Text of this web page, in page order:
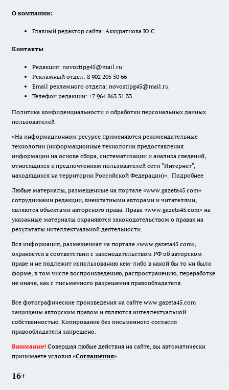
О компании:
Главный редактор сайта: Аккуратнова Ю.С.
Контакты
Редакция: novostipg45@mail.ru
Рекламный отдел: 8 902 205 50 66
Email рекламного отдела: novostipg45@mail.ru
Телефон редакции: +7 964 863 31 33
Политика конфиденциальности и обработки персональных данных
пользователей
«На информационном ресурсе применяются рекомендательные
технологии (информационные технологии предоставления
информации на основе сбора, систематизации и анализа сведений,
относящихся к предпочтениям пользователей сети "Интернет",
находящихся на территории Российской Федерации)». Подробнее
Любые материалы, размещенные на портале «www.gazeta45.com»
сотрудниками редакции, внештатными авторами и читателями,
являются объектами авторского права. Права «www.gazeta45.com» на
указанные материалы охраняются законодательством о правах на
результаты интеллектуальной деятельности.
Вся информация, размещенная на портале «www.gazeta45.com»,
охраняется в соответствии с законодательством РФ об авторском
праве и не подлежит использованию кем-либо в какой бы то ни было
форме, в том числе воспроизведению, распространению, переработке
не иначе, как с письменного разрешения правообладателя.
Все фотографические произведения на сайте www.gazeta45.com
защищены авторским правом и являются интеллектуальной
собственностью. Копирование без письменного согласия
правообладателя запрещено.
Внимание! Совершая любые действия на сайте, вы автоматически
принимаете условия «Cоглашения»
16+